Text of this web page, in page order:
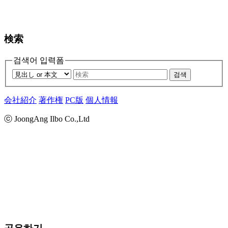
検索
검색어 입력폼
검색
会社紹介 著作権 PC版 個人情報
ⓒ JoongAng Ilbo Co.,Ltd